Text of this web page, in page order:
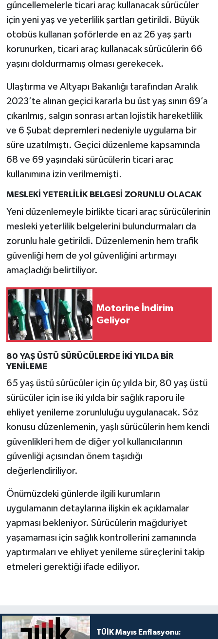
güncellemelerle ticari araç kullanacak sürücüler
için yeni yaş ve yeterlilik şartları getirildi. Büyük
otobüs kullanan şoförlerde en az 26 yaş şartı
korunurken, ticari araç kullanacak sürücülerin 66
yaşını doldurmamış olması gerekecek.
Ulaştırma ve Altyapı Bakanlığı tarafından Aralık
2023’te alınan geçici kararla bu üst yaş sınırı 69’a
çıkarılmış, salgın sonrası artan lojistik hareketlilik
ve 6 Şubat depremleri nedeniyle uygulama bir
süre uzatılmıştı. Geçici düzenleme kapsamında
68 ve 69 yaşındaki sürücülerin ticari araç
kullanımına izin verilmemişti.
MESLEKİ YETERLİLİK BELGESİ ZORUNLU OLACAK
Yeni düzenlemeyle birlikte ticari araç sürücülerinin
mesleki yeterlilik belgelerini bulundurmaları da
zorunlu hale getirildi. Düzenlemenin hem trafik
güvenliği hem de yol güvenliğini artırmayı
amaçladığı belirtiliyor.
Motorine İndirim
Geliyor
80 YAŞ ÜSTÜ SÜRÜCÜLERDE İKİ YILDA BİR
YENİLEME
65 yaş üstü sürücüler için üç yılda bir, 80 yaş üstü
sürücüler için ise iki yılda bir sağlık raporu ile
ehliyet yenileme zorunluluğu uygulanacak. Söz
konusu düzenlemenin, yaşlı sürücülerin hem kendi
güvenlikleri hem de diğer yol kullanıcılarının
güvenliği açısından önem taşıdığı
değerlendiriliyor.
Önümüzdeki günlerde ilgili kurumların
uygulamanın detaylarına ilişkin ek açıklamalar
yapması bekleniyor. Sürücülerin mağduriyet
yaşamaması için sağlık kontrollerini zamanında
yaptırmaları ve ehliyet yenileme süreçlerini takip
etmeleri gerektiği ifade ediliyor.
TÜİK Mayıs Enflasyonu: